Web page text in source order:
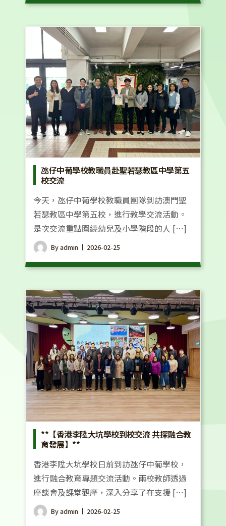
氹仔中葡學校教職員赴聖若瑟教區中學第五
校交流
今天，氹仔中葡學校教職員團隊到訪澳門聖
若瑟教區中學第五校，進行教學交流活動。
是次交流重點圍繞幼兒及小學階段的人 […]
Byadmin 2026-02-25
**【香港李陞大坑學校到校交流 共探融合教
育發展】**
香港李陞大坑學校日前到訪氹仔中葡學校，
進行融合教育專題交流活動。兩校教師透過
座談會及課堂觀摩，深入分享了在支援 […]
Byadmin 2026-02-25